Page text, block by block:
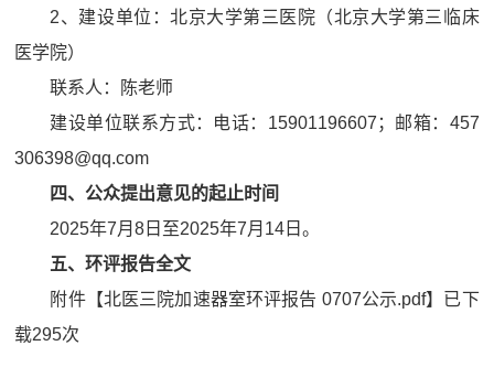
2、建设单位：北京大学第三医院（北京大学第三临床
医学院）
联系人：陈老师
建设单位联系方式：电话：15901196607；邮箱：457
306398@qq.com
四、公众提出意见的起止时间
2025年7月8日至2025年7月14日。
五、环评报告全文
附件【北医三院加速器室环评报告 0707公示.pdf】已下
载295次